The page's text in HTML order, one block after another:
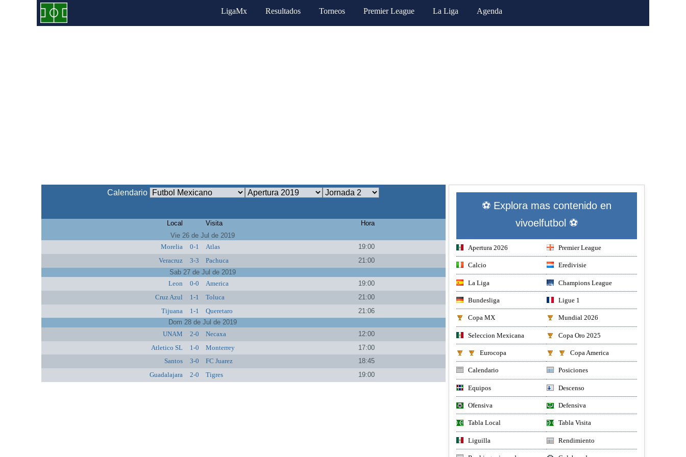
LigaMx Resultados Torneos Premier League La Liga Agenda
Calendario
Local Visita
Hora
Vie 26 de Jul de 2019
Morelia
0-1 Atlas
19:00
Veracruz
3-3 Pachuca
21:00
Sab 27 de Jul de 2019
Leon
0-0 America
19:00
Cruz Azul
1-1 Toluca
21:00
Tijuana
1-1 Queretaro
21:06
Dom 28 de Jul de 2019
UNAM
2-0 Necaxa
12:00
Atletico SL
1-0 Monterrey
17:00
Santos
3-0 FC Juarez
18:45
Guadalajara
2-0 Tigres 19:00
⚽ Explora mas contenido en
vivoelfutbol ⚽
Apertura 2026 Premier League
Calcio Eredivisie
La Liga Champions League
Bundesliga Ligue 1
Copa MX Mundial 2026
Seleccion Mexicana Copa Oro 2025
Eurocopa Copa America
Calendario Posiciones
Equipos Descenso
Ofensiva Defensiva
Tabla Local Tabla Visita
Liguilla Rendimiento